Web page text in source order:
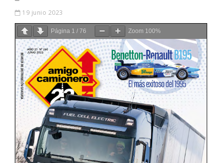
19 junio 2023
Página 1 / 76 Zoom 100%